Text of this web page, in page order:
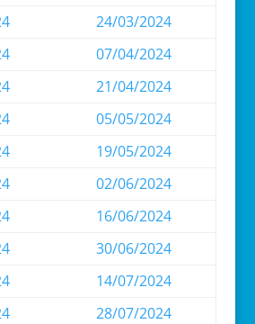
24/03/2024
07/04/2024
21/04/2024
05/05/2024
19/05/2024
02/06/2024
16/06/2024
30/06/2024
14/07/2024
28/07/2024